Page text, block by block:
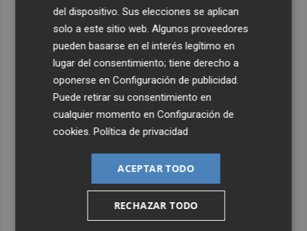
Costadel dispositivo. Sus elecciones se aplican
solo a este sitio web. Algunos proveedores
pueden basarse en el interés legítimo en
lugar del consentimiento; tiene derecho a
oponerse enConfiguración de publicidad.
Puede retirar su consentimiento en
cualquier momento enConfiguración de
cookies.Política de privacidad
ACEPTAR TODO
RECHAZAR TODO